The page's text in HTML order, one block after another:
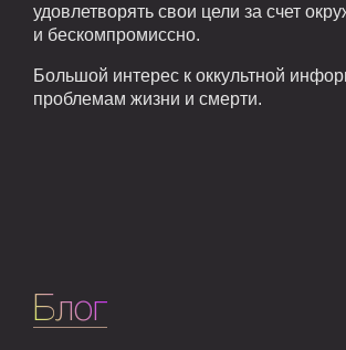
удовлетворять свои цели за счет
и бескомпромиссно.
Большой интерес к оккультной
проблемам жизни и смерти.
Блог